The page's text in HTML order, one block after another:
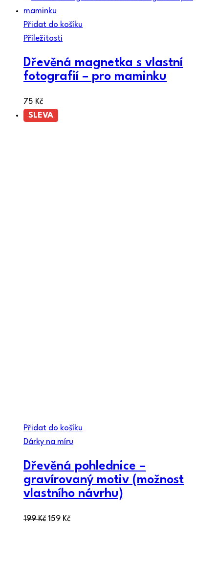
Přidat do košíku
Příležitosti
Dřevěná magnetka s vlastní
fotografií – pro maminku
75 Kč
SLEVA
Přidat do košíku
Dárky na míru
Dřevěná pohlednice –
gravírovaný motiv (možnost
vlastního návrhu)
199Kč 159 Kč